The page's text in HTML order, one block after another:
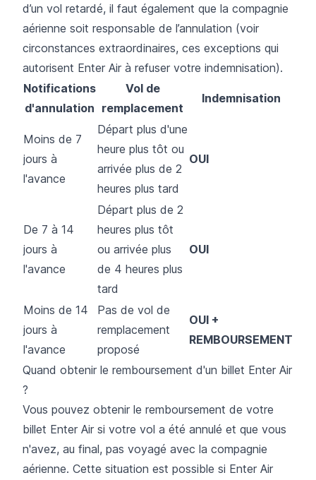
d’un vol retardé, il faut également que la compagnie
aérienne soit responsable de l’annulation (voir
circonstances extraordinaires, ces exceptions qui
autorisent Enter Air à refuser votre indemnisation).
Notifications
d'annulation
Vol de
remplacement
Indemnisation
Moins de 7
jours à
l'avance
Départ plus d'une
heure plus tôt ou
arrivée plus de 2
heures plus tard
OUI
De 7 à 14
jours à
l'avance
Départ plus de 2
heures plus tôt
ou arrivée plus
de 4 heures plus
tard
OUI
Moins de 14
jours à
l'avance
Pas de vol de
remplacement
proposé
OUI +
REMBOURSEMENT
Quand obtenir le remboursement d'un billet Enter Air
?
Vous pouvez obtenir le remboursement de votre
billet Enter Air si votre vol a été annulé et que vous
n'avez, au final, pas voyagé avec la compagnie
aérienne. Cette situation est possible si Enter Air